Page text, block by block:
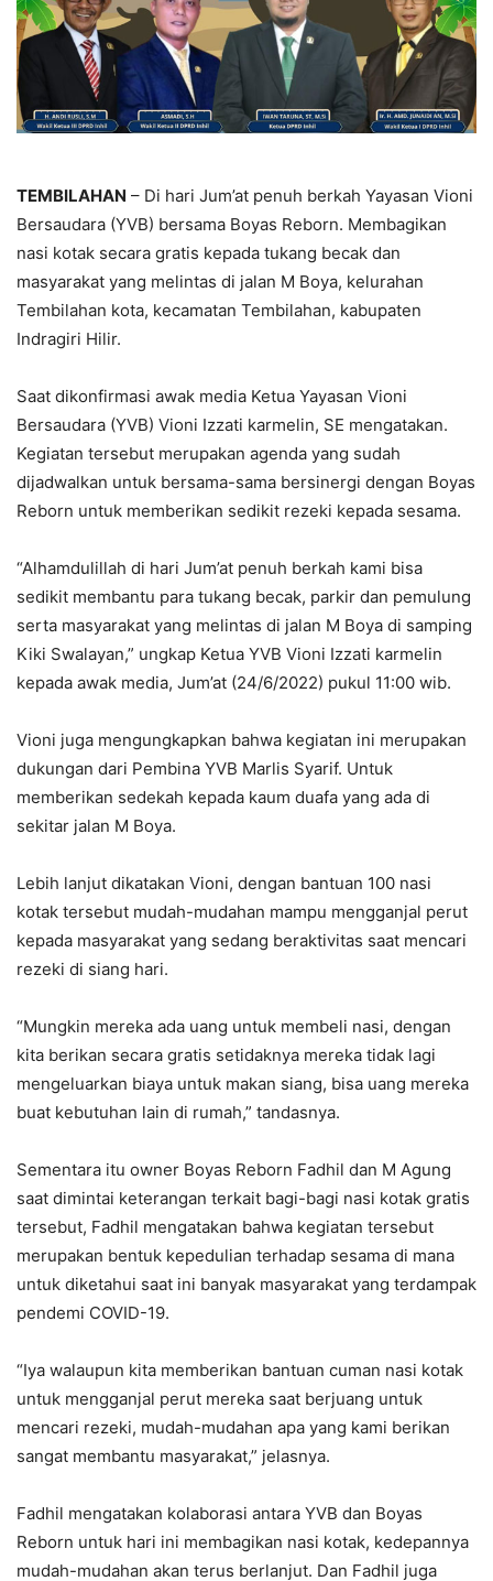
TEMBILAHAN – Di hari Jum’at penuh berkah Yayasan Vioni
Bersaudara (YVB) bersama Boyas Reborn. Membagikan
nasi kotak secara gratis kepada tukang becak dan
masyarakat yang melintas di jalan M Boya, kelurahan
Tembilahan kota, kecamatan Tembilahan, kabupaten
Indragiri Hilir.
Saat dikonfirmasi awak media Ketua Yayasan Vioni
Bersaudara (YVB) Vioni Izzati karmelin, SE mengatakan.
Kegiatan tersebut merupakan agenda yang sudah
dijadwalkan untuk bersama-sama bersinergi dengan Boyas
Reborn untuk memberikan sedikit rezeki kepada sesama.
“Alhamdulillah di hari Jum’at penuh berkah kami bisa
sedikit membantu para tukang becak, parkir dan pemulung
serta masyarakat yang melintas di jalan M Boya di samping
Kiki Swalayan,” ungkap Ketua YVB Vioni Izzati karmelin
kepada awak media, Jum’at (24/6/2022) pukul 11:00 wib.
Vioni juga mengungkapkan bahwa kegiatan ini merupakan
dukungan dari Pembina YVB Marlis Syarif. Untuk
memberikan sedekah kepada kaum duafa yang ada di
sekitar jalan M Boya.
Lebih lanjut dikatakan Vioni, dengan bantuan 100 nasi
kotak tersebut mudah-mudahan mampu mengganjal perut
kepada masyarakat yang sedang beraktivitas saat mencari
rezeki di siang hari.
“Mungkin mereka ada uang untuk membeli nasi, dengan
kita berikan secara gratis setidaknya mereka tidak lagi
mengeluarkan biaya untuk makan siang, bisa uang mereka
buat kebutuhan lain di rumah,” tandasnya.
Sementara itu owner Boyas Reborn Fadhil dan M Agung
saat dimintai keterangan terkait bagi-bagi nasi kotak gratis
tersebut, Fadhil mengatakan bahwa kegiatan tersebut
merupakan bentuk kepedulian terhadap sesama di mana
untuk diketahui saat ini banyak masyarakat yang terdampak
pendemi COVID-19.
“Iya walaupun kita memberikan bantuan cuman nasi kotak
untuk mengganjal perut mereka saat berjuang untuk
mencari rezeki, mudah-mudahan apa yang kami berikan
sangat membantu masyarakat,” jelasnya.
Fadhil mengatakan kolaborasi antara YVB dan Boyas
Reborn untuk hari ini membagikan nasi kotak, kedepannya
mudah-mudahan akan terus berlanjut. Dan Fadhil juga